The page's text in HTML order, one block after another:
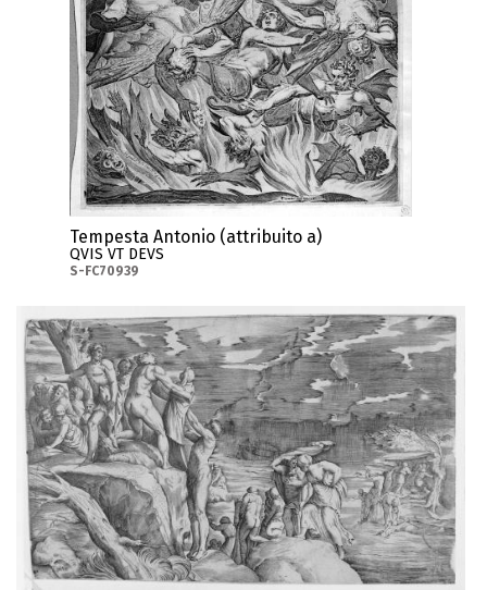
Tempesta Antonio (attribuito a)
QVIS VT DEVS
S-FC70939